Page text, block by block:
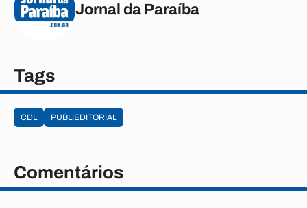
Jornal da Paraíba
Tags
CDL PUBLIEDITORIAL
Comentários